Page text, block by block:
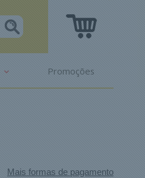
Promoções
Mais formas de pagamento